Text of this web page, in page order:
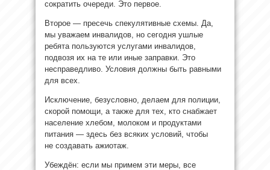
сократить очереди. Это первое.
Второе — пресечь спекулятивные схемы. Да,
мы уважаем инвалидов, но сегодня ушлые
ребята пользуются услугами инвалидов,
подвозя их на те или иные заправки. Это
несправедливо. Условия должны быть равными
для всех.
Исключение, безусловно, делаем для полиции,
скорой помощи, а также для тех, кто снабжает
население хлебом, молоком и продуктами
питания — здесь без всяких условий, чтобы
не создавать ажиотаж.
Убеждён: если мы примем эти меры, все